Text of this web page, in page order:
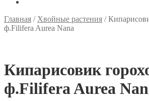
Главная / Хвойные растения /
ф.Filifera Aurea Nana
Кипарисовик
ф.Filifera Aurea